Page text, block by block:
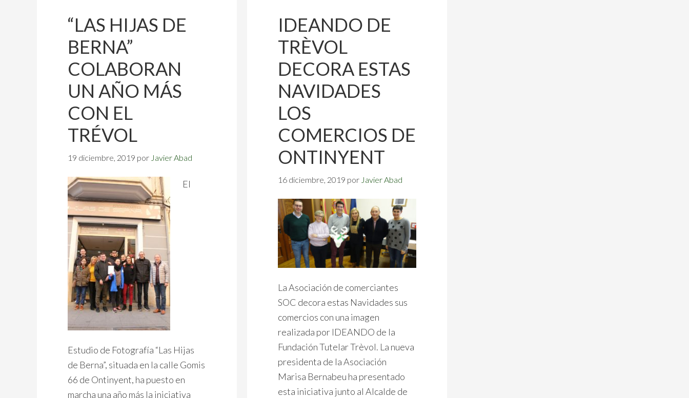
“LAS HIJAS DE
BERNA”
COLABORAN
UN AÑO MÁS
CON EL
TRÉVOL
19 diciembre, 2019 por Javier Abad
El
Estudio de Fotografía “Las Hijas
de Berna”, situada en la calle Gomis
66 de Ontinyent, ha puesto en
marcha una año más la iniciativa
IDEANDO DE
TRÈVOL
DECORA ESTAS
NAVIDADES
LOS
COMERCIOS DE
ONTINYENT
16 diciembre, 2019 por Javier Abad
La Asociación de comerciantes
SOC decora estas Navidades sus
comercios con una imagen
realizada por IDEANDO de la
Fundación Tutelar Trèvol. La nueva
presidenta de la Asociación
Marisa Bernabeu ha presentado
esta iniciativa junto al Alcalde de